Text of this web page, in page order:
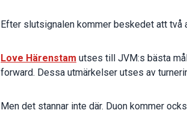
Efter slutsignalen kommer beskedet att
Love Härenstam utses till JVM:s bästa
forward. Dessa utmärkelser utses av
Men det stannar inte där. Duon kommer